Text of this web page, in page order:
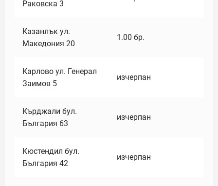
Раковска 3
Казанлък ул.
Македония 20
1.00 бр.
Карлово ул. Генерал
Заимов 5
изчерпан
Кърджали бул.
България 63
изчерпан
Кюстендил бул.
България 42
изчерпан